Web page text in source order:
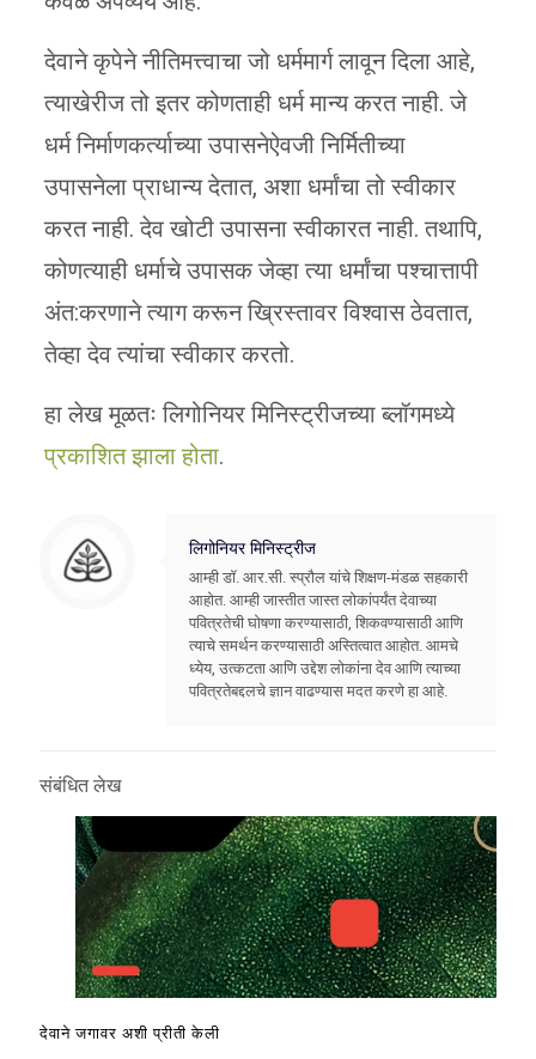
देवाने कृपेने नीतिमत्त्वाचा जो धर्ममार्ग लावून दिला आहे,
त्याखेरीज तो इतर कोणताही धर्म मान्य करत नाही. जे
धर्म निर्माणकर्त्याच्या उपासनेऐवजी निर्मितीच्या
उपासनेला प्राधान्य देतात, अशा धर्मांचा तो स्वीकार
करत नाही. देव खोटी उपासना स्वीकारत नाही. तथापि,
कोणत्याही धर्माचे उपासक जेव्हा त्या धर्मांचा पश्चात्तापी
अंत:करणाने त्याग करून ख्रिस्तावर विश्वास ठेवतात,
तेव्हा देव त्यांचा स्वीकार करतो.
हा लेख मूळतः लिगोनियर मिनिस्ट्रीजच्या ब्लॉगमध्ये
प्रकाशित झाला होता.
लिगोनियर मिनिस्ट्रीज
आम्ही डॉ. आर.सी. स्प्रौल यांचे शिक्षण-मंडळ सहकारी
आहोत. आम्ही जास्तीत जास्त लोकांपर्यंत देवाच्या
पवित्रतेची घोषणा करण्यासाठी, शिकवण्यासाठी आणि
त्याचे समर्थन करण्यासाठी अस्तित्वात आहोत. आमचे
ध्येय, उत्कटता आणि उद्देश लोकांना देव आणि त्याच्या
पवित्रतेबद्दलचे ज्ञान वाढण्यास मदत करणे हा आहे.
संबंधित लेख
देवाने जगावर अशी प्रीती केली